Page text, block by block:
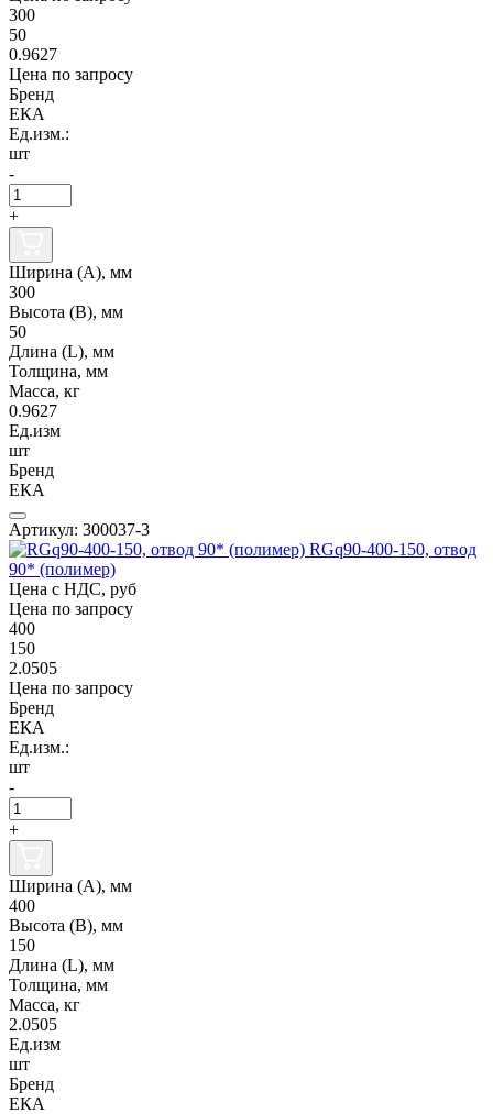
300
50
0.9627
Цена по запросу
Бренд
ЕКА
Ед.изм.:
шт
-
+
Ширина (А), мм
300
Высота (В), мм
50
Длина (L), мм
Толщина, мм
Масса, кг
0.9627
Ед.изм
шт
Бренд
ЕКА
Артикул: 300037-3
RGq90-400-150, отвод
90* (полимер)
Цена с НДС, руб
Цена по запросу
400
150
2.0505
Цена по запросу
Бренд
ЕКА
Ед.изм.:
шт
-
+
Ширина (А), мм
400
Высота (В), мм
150
Длина (L), мм
Толщина, мм
Масса, кг
2.0505
Ед.изм
шт
Бренд
ЕКА